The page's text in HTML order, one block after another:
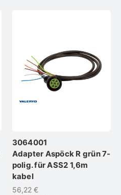
3064001
Adapter Aspöck R grün 7-
polig. für ASS2 1,6m
kabel
56,22 €